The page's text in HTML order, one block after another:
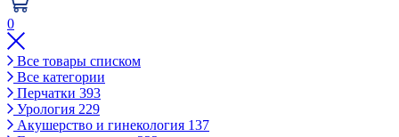
0
Все товары списком
Все категории
Перчатки 393
Урология 229
Акушерство и гинекология 137